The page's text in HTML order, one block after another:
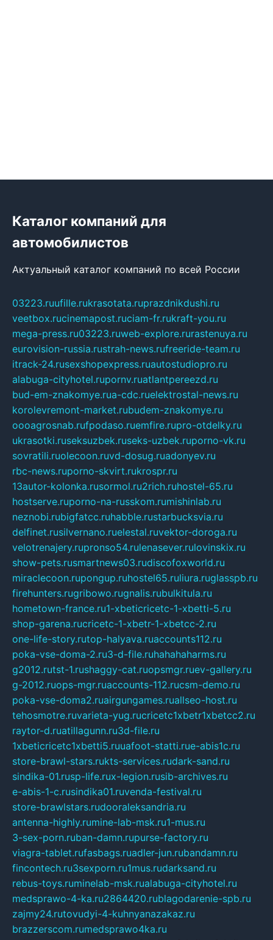
Каталог компаний для
автомобилистов
Актуальный каталог компаний по всей России
03223.ruufille.rukrasotata.ruprazdnikdushi.ru
veetbox.rucinemapost.ruciam-fr.rukraft-you.ru
mega-press.ru03223.ruweb-explore.rurastenuya.ru
eurovision-russia.rustrah-news.rufreeride-team.ru
itrack-24.rusexshopexpress.ruautostudiopro.ru
alabuga-cityhotel.rupornv.ruatlantpereezd.ru
bud-em-znakomye.rua-cdc.ruelektrostal-news.ru
korolevremont-market.rubudem-znakomye.ru
oooagrosnab.rufpodaso.ruemfire.rupro-otdelky.ru
ukrasotki.ruseksuzbek.ruseks-uzbek.ruporno-vk.ru
sovratili.ruolecoon.ruvd-dosug.ruadonyev.ru
rbc-news.ruporno-skvirt.rukrospr.ru
13autor-kolonka.rusormol.ru2rich.ruhostel-65.ru
hostserve.ruporno-na-russkom.rumishinlab.ru
neznobi.rubigfatcc.ruhabble.rustarbucksvia.ru
delfinet.rusilvernano.ruelestal.ruvektor-doroga.ru
velotrenajery.rupronso54.rulenasever.rulovinskix.ru
show-pets.rusmartnews03.rudiscofoxworld.ru
miraclecoon.rupongup.ruhostel65.ruliura.ruglasspb.ru
firehunters.rugribowo.rugnalis.rubulkitula.ru
hometown-france.ru1-xbeticricetc-1-xbetti-5.ru
shop-garena.rucricetc-1-xbetr-1-xbetcc-2.ru
one-life-story.rutop-halyava.ruaccounts112.ru
poka-vse-doma-2.ru3-d-file.ruhahahaharms.ru
g2012.rutst-1.rushaggy-cat.ruopsmgr.ruev-gallery.ru
g-2012.ruops-mgr.ruaccounts-112.rucsm-demo.ru
poka-vse-doma2.ruairgungames.ruallseo-host.ru
tehosmotre.ruvarieta-yug.rucricetc1xbetr1xbetcc2.ru
raytor-d.ruatillagunn.ru3d-file.ru
1xbeticricetc1xbetti5.ruuafoot-statti.rue-abis1c.ru
store-brawl-stars.rukts-services.rudark-sand.ru
sindika-01.rusp-life.rux-legion.rusib-archives.ru
e-abis-1-c.rusindika01.ruvenda-festival.ru
store-brawlstars.rudooraleksandria.ru
antenna-highly.rumine-lab-msk.ru1-mus.ru
3-sex-porn.ruban-damn.rupurse-factory.ru
viagra-tablet.rufasbags.ruadler-jun.rubandamn.ru
fincontech.ru3sexporn.ru1mus.rudarksand.ru
rebus-toys.ruminelab-msk.rualabuga-cityhotel.ru
medsprawo-4-ka.ru2864420.rublagodarenie-spb.ru
zajmy24.rutovudyi-4-kuhnyanazakaz.ru
brazzerscom.rumedsprawo4ka.ru